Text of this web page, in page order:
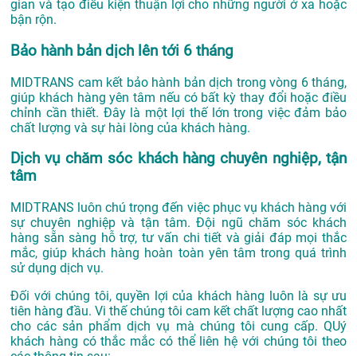
gian và tạo điều kiện thuận lợi cho những người ở xa hoặc
bận rộn.
Bảo hành bản dịch lên tới 6 tháng
MIDTRANS cam kết bảo hành bản dịch trong vòng 6 tháng,
giúp khách hàng yên tâm nếu có bất kỳ thay đổi hoặc điều
chỉnh cần thiết. Đây là một lợi thế lớn trong việc đảm bảo
chất lượng và sự hài lòng của khách hàng.
Dịch vụ chăm sóc khách hàng chuyên nghiệp, tận
tâm
MIDTRANS luôn chú trọng đến việc phục vụ khách hàng với
sự chuyên nghiệp và tận tâm. Đội ngũ chăm sóc khách
hàng sẵn sàng hỗ trợ, tư vấn chi tiết và giải đáp mọi thắc
mắc, giúp khách hàng hoàn toàn yên tâm trong quá trình
sử dụng dịch vụ.
Đối với chúng tôi, quyền lợi của khách hàng luôn là sự ưu
tiên hàng đầu. Vi thế chúng tôi cam kết chất lượng cao nhất
cho các sản phẩm dịch vụ mà chúng tôi cung cấp. QUý
khách hàng có thắc mắc có thể liên hệ với chúng tôi theo